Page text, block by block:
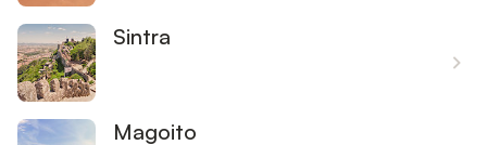
Sintra
Magoito